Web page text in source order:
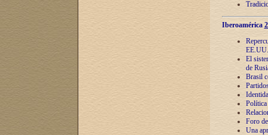
Iberoamérica
EE.UU.
El
de
Brasil
Política
Foro
Una